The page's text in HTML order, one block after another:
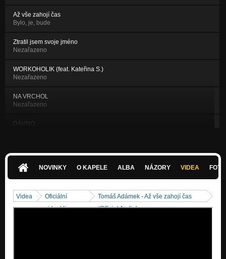
Až vše zahojí čas
Bylo, je, bude
Ztratil jsem svoje jméno
Nezařazeno
WORKOHOLIK (feat. Kateřina S.)
Nezařazeno
NA VRCHOL
Nezařazeno
DÁVNO
KLIŠÉ
SYSTÉM
NOVINKY O KAPELE ALBA NÁZORY VIDEA
Videa
Oficiální
videoklipy
Tomáš Adámek - Až vše zahojí čas
(Official Audio)